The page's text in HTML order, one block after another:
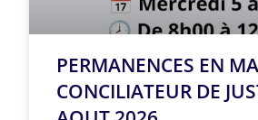
PERMANENCES EN
CONCILIATEUR DE